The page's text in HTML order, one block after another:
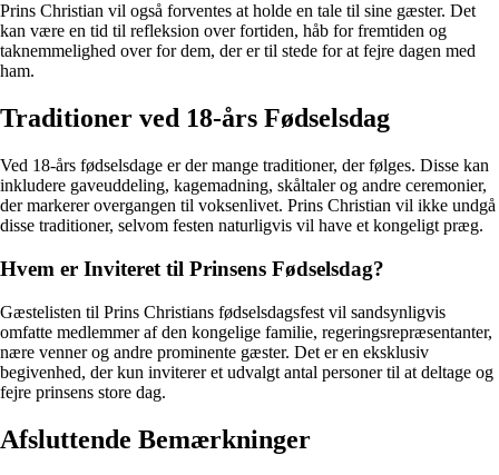
Prins Christian vil også forventes at holde en tale til sine gæster. Det
kan være en tid til refleksion over fortiden, håb for fremtiden og
taknemmelighed over for dem, der er til stede for at fejre dagen med
ham.
Traditioner ved 18-års Fødselsdag
Ved 18-års fødselsdage er der mange traditioner, der følges. Disse kan
inkludere gaveuddeling, kagemadning, skåltaler og andre ceremonier,
der markerer overgangen til voksenlivet. Prins Christian vil ikke undgå
disse traditioner, selvom festen naturligvis vil have et kongeligt præg.
Hvem er Inviteret til Prinsens Fødselsdag?
Gæstelisten til Prins Christians fødselsdagsfest vil sandsynligvis
omfatte medlemmer af den kongelige familie, regeringsrepræsentanter,
nære venner og andre prominente gæster. Det er en eksklusiv
begivenhed, der kun inviterer et udvalgt antal personer til at deltage og
fejre prinsens store dag.
Afsluttende Bemærkninger